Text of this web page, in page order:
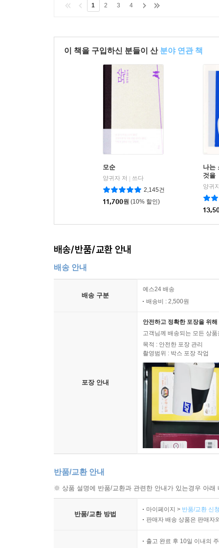
1 2 3 4
이 책을 구입하신 분들이 산 분야 연관 책
모순
양귀자 저
쓰다
2,145건
11,700원 (10% 할인)
나는
것을
양귀
배송/반품/교환 안내
배송 안내
배송 구분
예스24 배송
배송비 : 2,500원
포장 안내
안전하고 정확한 포장을 위
고객님께 배송되는 모든 상
목적 : 안전한 포장 관리
촬영범위 : 박스 포장 작업
반품/교환 안내
※ 상품 설명에 반품/교환과 관련한 안내가 있는경우 아
반품/교환 방법
마이페이지 > 반품/교환 신
판매자 배송 상품은 판매자
출고 완료 후 10일 이내의